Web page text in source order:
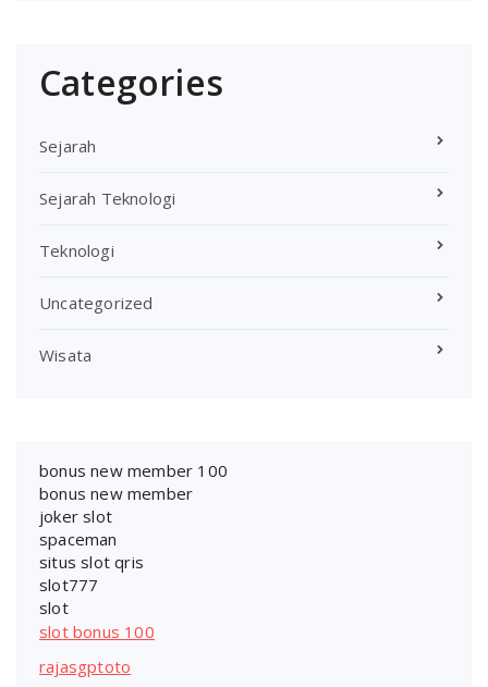
Categories
Sejarah
Sejarah Teknologi
Teknologi
Uncategorized
Wisata
bonus new member 100
bonus new member
joker slot
spaceman
situs slot qris
slot777
slot
slot bonus 100
rajasgptoto